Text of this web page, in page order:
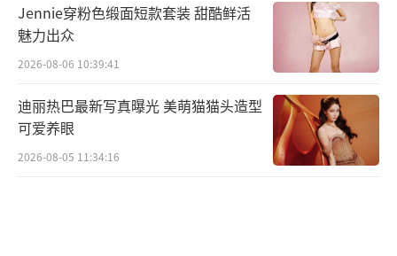
Jennie穿粉色缎面短款套装 甜酷鲜活
魅力出众
2026-08-06 10:39:41
迪丽热巴最新写真曝光 美萌猫猫头造型
可爱养眼
2026-08-05 11:34:16